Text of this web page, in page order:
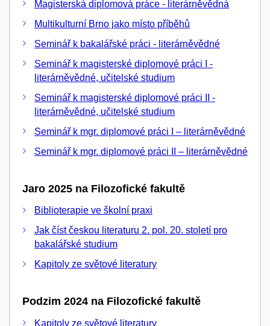
Magisterská diplomová práce - literárněvědná
Multikulturní Brno jako místo příběhů
Seminář k bakalářské práci - literárněvědné
Seminář k magisterské diplomové práci I -
literárněvědné, učitelské studium
Seminář k magisterské diplomové práci II -
literárněvědné, učitelské studium
Seminář k mgr. diplomové práci I – literárněvědné
Seminář k mgr. diplomové práci II – literárněvědné
Jaro 2025 na Filozofické fakultě
Biblioterapie ve školní praxi
Jak číst českou literaturu 2. pol. 20. století pro
bakalářské studium
Kapitoly ze světové literatury
Podzim 2024 na Filozofické fakultě
Kapitoly ze světové literatury